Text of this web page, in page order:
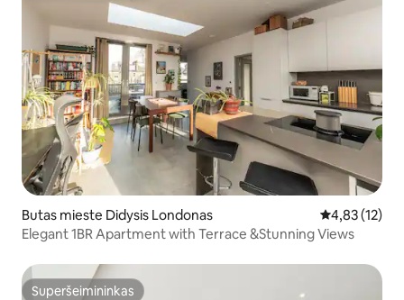
Butas mieste Didysis Londonas Vidutinis
4,83 (12)
Elegant 1BR Apartment with Terrace &Stunning Views
Superšeimininkas